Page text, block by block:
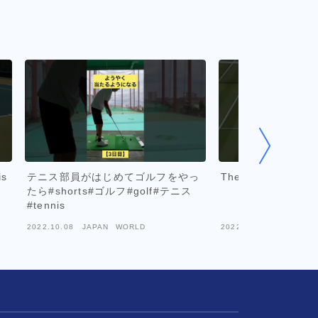
テニス部員がはじめてゴルフをやっ
たら#shorts#ゴルフ#golf#テニス
#tennis
2022.10.08 JAPAN WORLD
The great WALL
2022.06.21